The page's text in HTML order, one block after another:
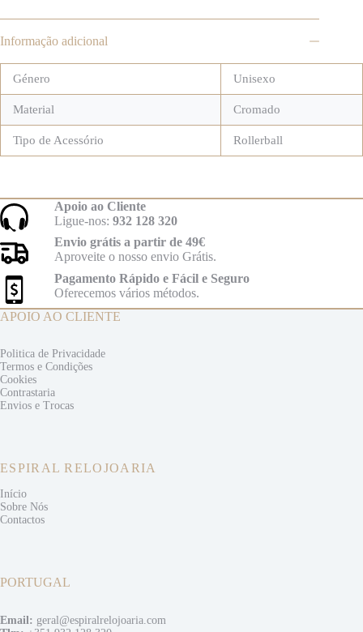
Informação adicional
Género Unisexo
Material Cromado
Tipo de Acessório Rollerball
Apoio ao Cliente
Ligue-nos: 932 128 320
Envio grátis a partir de 49€
Aproveite o nosso envio Grátis.
Pagamento Rápido e Fácil e Seguro
Oferecemos vários métodos.
APOIO AO CLIENTE
Politica de Privacidade
Termos e Condições
Cookies
Contrastaria
Envios e Trocas
ESPIRAL RELOJOARIA
Início
Sobre Nós
Contactos
PORTUGAL
Email: geral@espiralrelojoaria.com